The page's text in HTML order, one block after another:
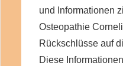
und Informationen
Osteopathie
Rückschlüsse auf
Diese